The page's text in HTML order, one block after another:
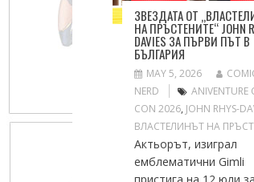
ЗВЕЗДАТА ОТ
НА ПРЪСТЕНИТЕ“ JOHN
DAVIES ЗА ПЪРВИ ПЪТ В
БЪЛГАРИЯ
MAY 5, 2026
NERD
ANIVENTURE
CON 2026, JOHN RHYS-
ВЛАСТЕЛИНЪТ НА
Актьорът, изиграл
емблематични Gimli